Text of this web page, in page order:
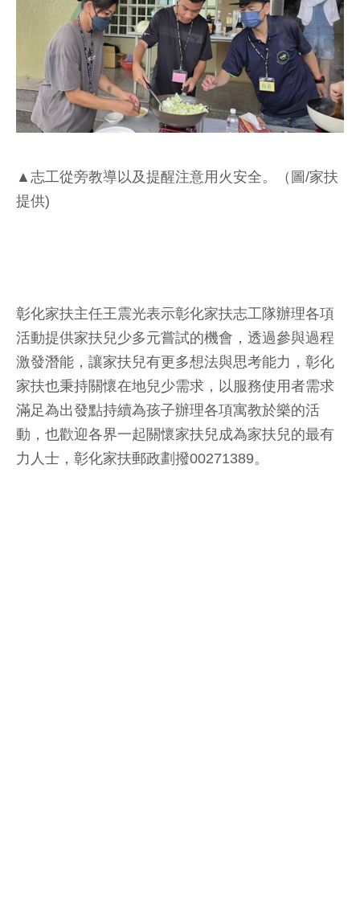
▲志工從旁教導以及提醒注意用火安全。（圖/家扶
提供)
彰化家扶主任王震光表示彰化家扶志工隊辦理各項
活動提供家扶兒少多元嘗試的機會，透過參與過程
激發潛能，讓家扶兒有更多想法與思考能力，彰化
家扶也秉持關懷在地兒少需求，以服務使用者需求
滿足為出發點持續為孩子辦理各項寓教於樂的活
動，也歡迎各界一起關懷家扶兒成為家扶兒的最有
力人士，彰化家扶郵政劃撥00271389。